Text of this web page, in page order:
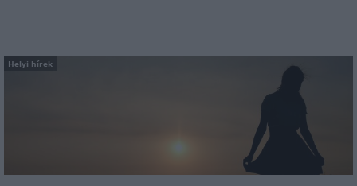
Helyi hírek